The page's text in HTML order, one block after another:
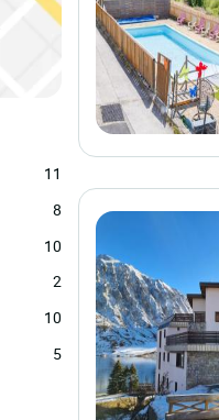
11
8
10
2
10
5